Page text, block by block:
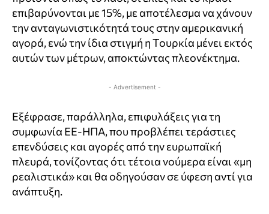
επιβαρύνονται με 15%, με αποτέλεσμα να χάνουν
την ανταγωνιστικότητά τους στην αμερικανική
αγορά, ενώ την ίδια στιγμή η Τουρκία μένει εκτός
αυτών των μέτρων, αποκτώντας πλεονέκτημα.
- Advertisement -
Εξέφρασε, παράλληλα, επιφυλάξεις για τη
συμφωνία ΕΕ-ΗΠΑ, που προβλέπει τεράστιες
επενδύσεις και αγορές από την ευρωπαϊκή
πλευρά, τονίζοντας ότι τέτοια νούμερα είναι «μη
ρεαλιστικά» και θα οδηγούσαν σε ύφεση αντί για
ανάπτυξη.